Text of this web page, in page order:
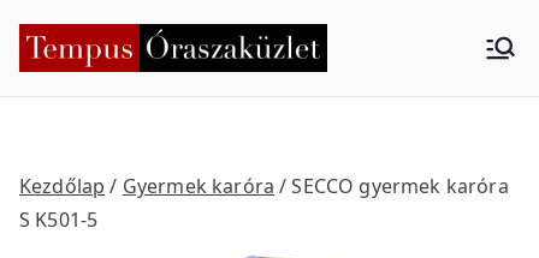
Tempus
küzlet
Kezdőlap / Gyermek karóra / SECCO gyermek karóra
S K501-5